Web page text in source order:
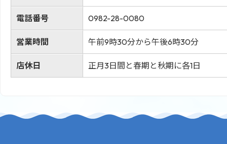
電話番号 0982-28-0080
営業時間 午前9時30分から午後6時30分
店休日 正月3日間と春期と秋期に各1日